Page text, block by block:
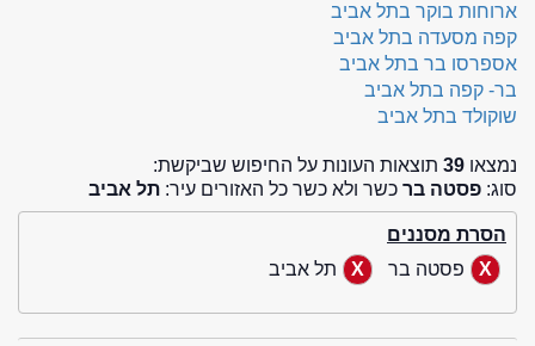
ארוחות בוקר בתל אביב
קפה מסעדה בתל אביב
אספרסו בר בתל אביב
בר- קפה בתל אביב
שוקולד בתל אביב
נמצאו 39 תוצאות העונות על החיפוש שביקשת:
סוג: פסטה בר כשר ולא כשר כל האזורים עיר: תל אביב
הסרת מסננים
פסטה בר
תל אביב